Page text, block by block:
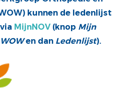
kunnen de ledenlijst
MijnNOV(knop Mijn
WOWen dan Ledenlijst).